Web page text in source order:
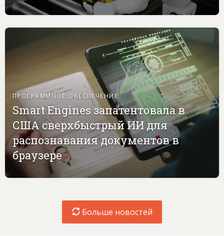
ПРОГРАММНОЕ ОБЕСПЕЧЕНИЕ
Smart Engines запатентовала в
США сверхбыстрый ИИ для
распознавания документов в
браузере
Больше новостей